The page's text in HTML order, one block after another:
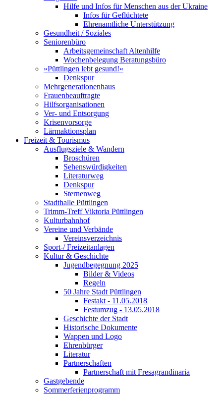
Hilfe und Infos für Menschen aus der Ukraine
Infos für Geflüchtete
Ehrenamtliche Unterstützung
Gesundheit / Soziales
Seniorenbüro
Arbeitsgemeinschaft Altenhilfe
Wochenbelegung Beratungsbüro
»Püttlingen lebt gesund!«
Denkspur
Mehrgenerationenhaus
Frauenbeauftragte
Hilfsorganisationen
Ver- und Entsorgung
Krisenvorsorge
Lärmaktionsplan
Freizeit & Tourismus
Ausflugsziele & Wandern
Broschüren
Sehenswürdigkeiten
Literaturweg
Denkspur
Sternenweg
Stadthalle Püttlingen
Trimm-Treff Viktoria Püttlingen
Kulturbahnhof
Vereine und Verbände
Vereinsverzeichnis
Sport-/ Freizeitanlagen
Kultur & Geschichte
Jugendbegegnung 2025
Bilder & Videos
Regeln
50 Jahre Stadt Püttlingen
Festakt - 11.05.2018
Festumzug - 13.05.2018
Geschichte der Stadt
Historische Dokumente
Wappen und Logo
Ehrenbürger
Literatur
Partnerschaften
Partnerschaft mit Fresagrandinaria
Gastgebende
Sommerferienprogramm